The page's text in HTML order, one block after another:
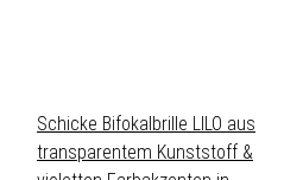
Schicke Bifokalbrille LILO aus
transparentem Kunststoff &